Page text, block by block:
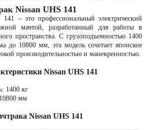
Nissan UHS 141
141 – это профессиональный электрический
мачтой, разработанный для работы в
пространства. С грузоподъемностью 1400
до 10800 мм, эта модель сочетает японское
производительностью и маневренностью.
Nissan UHS 141
1400 кг
мм
Nissan UHS 141